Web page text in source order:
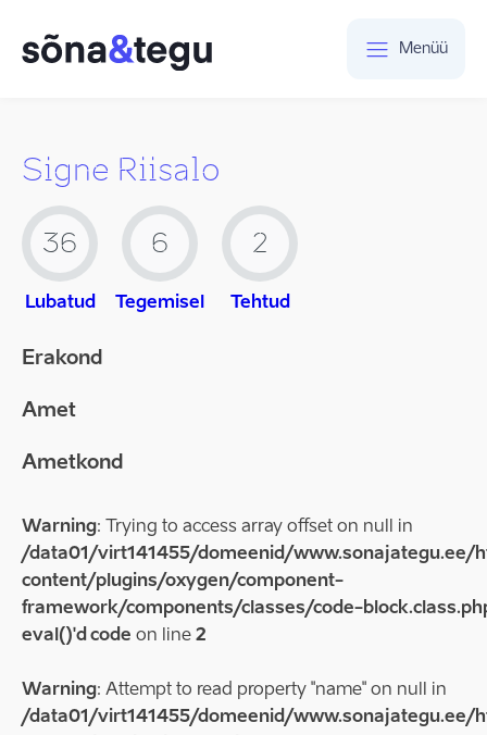
Menüü
Signe Riisalo
36
Lubatud
6
Tegemisel
2
Tehtud
Erakond
Amet
Ametkond
Warning: Trying to access array offset on null in
/data01/virt141455/domeenid/www.sonajategu.ee/
content/plugins/oxygen/component-
framework/components/classes/code-
eval()'d code on line 2
Warning: Attempt to read property "name" on null in
/data01/virt141455/domeenid/www.sonajategu.ee/